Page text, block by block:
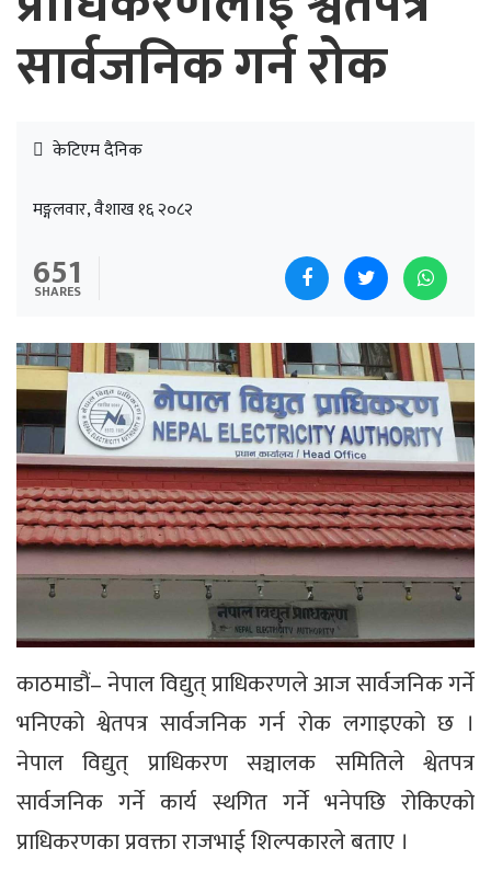
सार्वजनिक गर्न रोक
केटिएम दैनिक
मङ्गलवार, वैशाख १६ २०८२
651
SHARES
काठमाडौं– नेपाल विद्युत् प्राधिकरणले आज सार्वजनिक गर्ने
भनिएको श्वेतपत्र सार्वजनिक गर्न रोक लगाइएको छ ।
नेपाल विद्युत् प्राधिकरण सञ्चालक समितिले श्वेतपत्र
सार्वजनिक गर्ने कार्य स्थगित गर्ने भनेपछि रोकिएको
प्राधिकरणका प्रवक्ता राजभाई शिल्पकारले बताए ।